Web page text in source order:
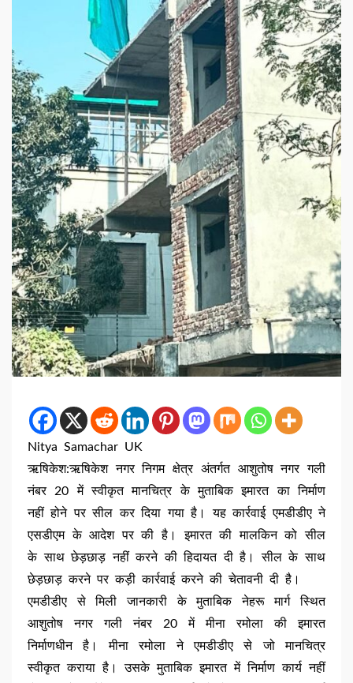
Nitya Samachar UK
ऋषिकेश:ऋषिकेश नगर निगम क्षेत्र अंतर्गत आशुतोष नगर गली
नंबर 20 में स्वीकृत मानचित्र के मुताबिक इमारत का निर्माण
नहीं होने पर सील कर दिया गया है। यह कार्रवाई एमडीडीए ने
एसडीएम के आदेश पर की है। इमारत की मालकिन को सील
के साथ छेड़छाड़ नहीं करने की हिदायत दी है। सील के साथ
छेड़छाड़ करने पर कड़ी कार्रवाई करने की चेतावनी दी है।
एमडीडीए से मिली जानकारी के मुताबिक नेहरू मार्ग स्थित
आशुतोष नगर गली नंबर 20 में मीना रमोला की इमारत
निर्माणधीन है। मीना रमोला ने एमडीडीए से जो मानचित्र
स्वीकृत कराया है। उसके मुताबिक इमारत में निर्माण कार्य नहीं